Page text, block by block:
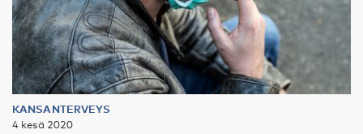
KANSANTERVEYS
4 kesä 2020